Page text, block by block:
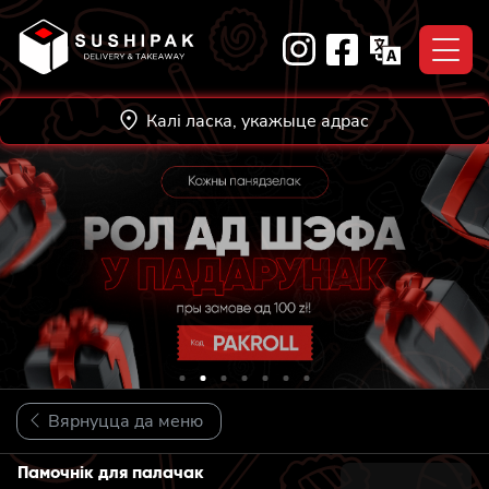
Skip
content
Калі ласка, укажыце адрас
Вярнуцца да меню
Памочнік для палачак